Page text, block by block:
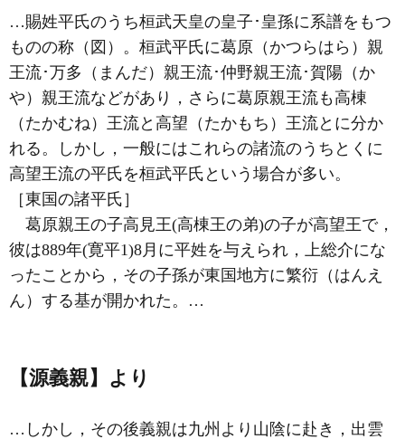
…賜姓平氏のうち桓武天皇の皇子･皇孫に系譜をもつ
ものの称（図）。桓武平氏に葛原（かつらはら）親
王流･万多（まんだ）親王流･仲野親王流･賀陽（か
や）親王流などがあり，さらに葛原親王流も高棟
（たかむね）王流と高望（たかもち）王流とに分か
れる。しかし，一般にはこれらの諸流のうちとくに
高望王流の平氏を桓武平氏という場合が多い。
［東国の諸平氏］
葛原親王の子高見王(高棟王の弟)の子が高望王で，
彼は889年(寛平1)8月に平姓を与えられ，上総介にな
ったことから，その子孫が東国地方に繁衍（はんえ
ん）する基が開かれた。…
【源義親】より
…しかし，その後義親は九州より山陰に赴き，出雲